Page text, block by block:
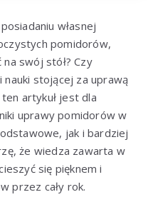
własnej
pomidorów,
swój stół? Czy
nauki stojącej za uprawą
artykuł jest dla
uprawy pomidorów w
jak i bardziej
że wiedza zawarta w
się pięknem i
przez cały rok.